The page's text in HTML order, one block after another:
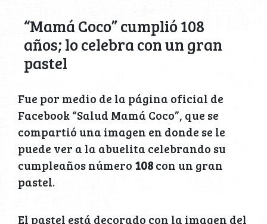
“Mamá Coco” cumplió 108
años; lo celebra con un gran
pastel
Fue por medio de la página oficial de
Facebook “Salud Mamá Coco”, que se
compartió una imagen en donde se le
puede ver a la abuelita celebrando su
cumpleaños número 108con un gran
pastel.
El pastel está decorado con la imagen del